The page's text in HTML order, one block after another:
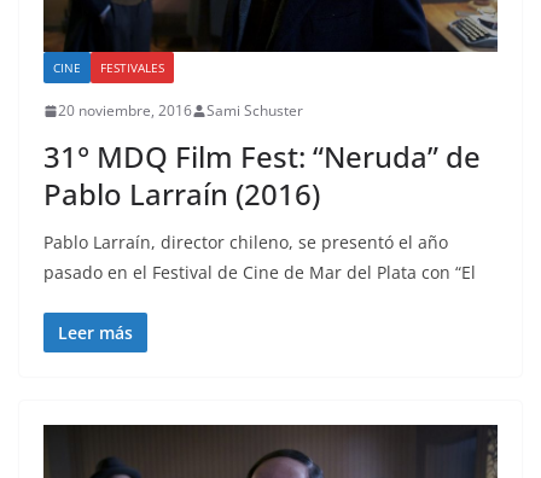
CINE FESTIVALES
20 noviembre, 2016 Sami Schuster
31° MDQ Film Fest: “Neruda” de
Pablo Larraín (2016)
Pablo Larraín, director chileno, se presentó el año
pasado en el Festival de Cine de Mar del Plata con “El
Leer más